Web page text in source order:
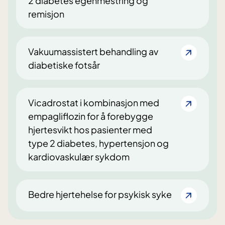
remisjon
Vakuumassistert behandling av
diabetiske fotsår
Vicadrostat i kombinasjon med
empagliflozin for å forebygge
hjertesvikt hos pasienter med
type 2 diabetes, hypertensjon og
kardiovaskulær sykdom
Bedre hjertehelse for psykisk syke